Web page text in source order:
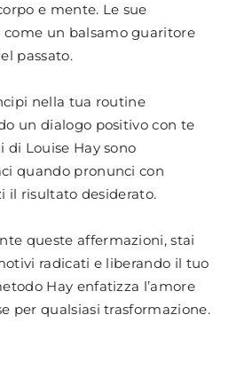
e mente. Le sue
un balsamo guaritore
passato.
nella tua routine
un dialogo positivo con te
di Louise Hay sono
quando pronunci con
il risultato desiderato.
queste affermazioni, stai
radicati e liberando il tuo
Hay enfatizza l’amore
per qualsiasi trasformazione.